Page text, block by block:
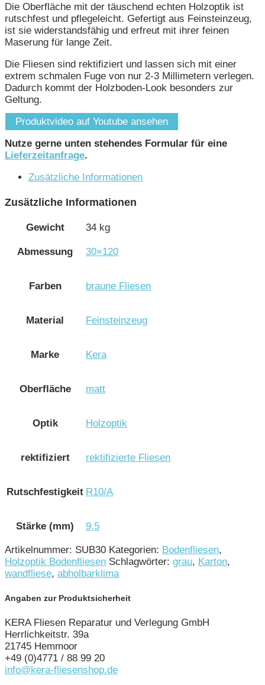
Die Oberfläche mit der täuschend echten Holzoptik ist
rutschfest und pflegeleicht. Gefertigt aus Feinsteinzeug,
ist sie widerstandsfähig und erfreut mit ihrer feinen
Maserung für lange Zeit.
Die Fliesen sind rektifiziert und lassen sich mit einer
extrem schmalen Fuge von nur 2-3 Millimetern verlegen.
Dadurch kommt der Holzboden-Look besonders zur
Geltung.
Produktvideo auf Youtube ansehen
Nutze gerne unten stehendes Formular für eine
Lieferzeitanfrage.
Zusätzliche Informationen
Zusätzliche Informationen
Gewicht 34 kg
Abmessung 30×120
Farben braune Fliesen
Material Feinsteinzeug
Marke Kera
Oberfläche matt
Optik Holzoptik
rektifiziert rektifizierte Fliesen
Rutschfestigkeit R10/A
Stärke (mm) 9,5
Artikelnummer: SUB30 Kategorien: Bodenfliesen,
Holzoptik Bodenfliesen Schlagwörter: grau, Karton,
wandfliese, abholbarklima
Angaben zur Produktsicherheit
KERA Fliesen Reparatur und Verlegung GmbH
Herrlichkeitstr. 39a
21745 Hemmoor
+49 (0)4771 / 88 99 20
info@kera-fliesenshop.de